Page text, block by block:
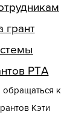
грант
PTA
к
Кэти